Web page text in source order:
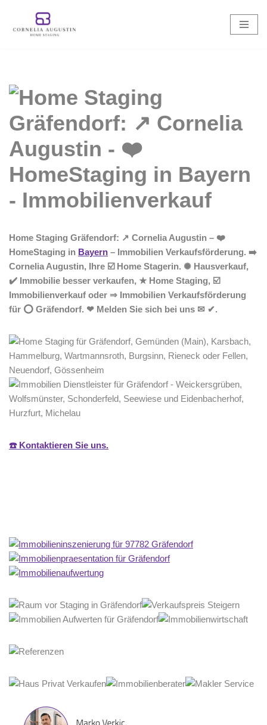
Zum
Home Staging Gräfendorf: ↗️ Cornelia Augustin – ❤️
HomeStaging in Bayern – Immobilien Verkaufsförderung. ➡️
Cornelia Augustin, Ihre ☑️ Home Stagerin. ✺ Hausverkauf,
✔️ Immobilie besser verkaufen, ★ Home Staging, ☑️
Immobilienverkauf oder ⇒ Immobilien Verkaufsförderung
für ⭕ Gräfendorf. ❤ Melden Sie sich bei uns ✉ ✔.
☎️ Kontaktieren Sie uns.